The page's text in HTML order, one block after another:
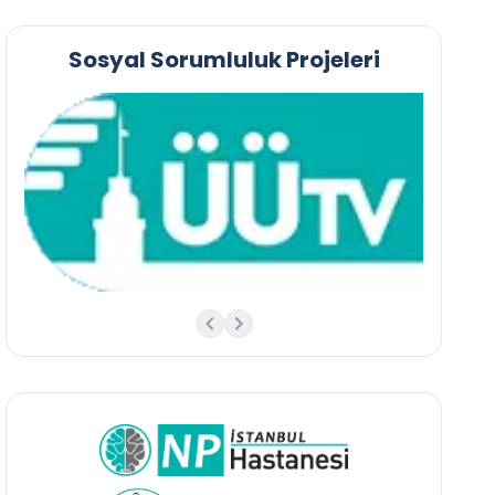
Sosyal Sorumluluk Projeleri